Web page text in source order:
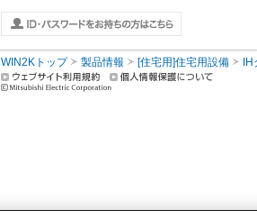
WIN2Kトップ 製品情報 [住宅用]住宅用設備